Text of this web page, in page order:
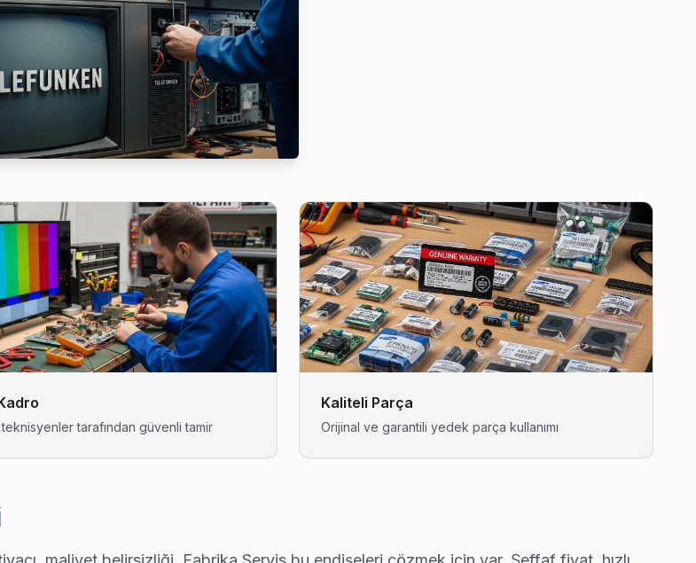
sorunlardan. Mikro kaynak ile port tamiri yapıyoruz; kablo değil, konektör sorununu çözüyoruz.
bir sorun. Orijinal T-Con ile değişim yapıyoruz, renk bozukluğu ve ekran titremesi geçiyor.
sonra dijital garanti belgesi alıyor. Arıza tekrarında ücretsiz bakım taahhüdümüz belgede yazıyor.
bu bilinen bir yazılım sorunu. Teknik ekibimiz Balaban Ağa'e gelerek fabrika reset ve yeniden yükleme yapıyor.
teknisyenler tarafından güvenli tamir
Kaliteli Parça
Orijinal ve garantili yedek parça kullanımı